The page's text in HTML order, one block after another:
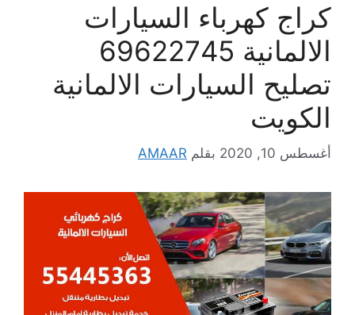
كراج كهرباء السيارات
الالمانية 69622745
تصليح السيارات الالمانية
الكويت
أغسطس 10, 2020 بقلم AMAAR